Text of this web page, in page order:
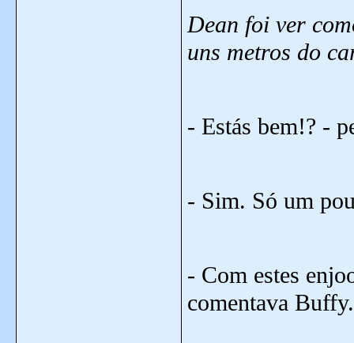
Dean foi ver
uns metros do
- Estás bem!? -
- Sim. Só um
- Com estes
comentava Buffy.